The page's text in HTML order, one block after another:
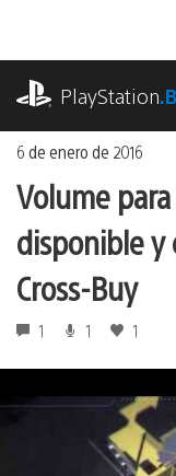
contenido
PlayStation
6 de enero de 2016
Volume
disponible y
Cross-Buy
1 1 1